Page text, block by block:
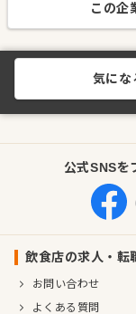
この企
気にな
公式SNSを
飲食店の求人・転
お問い合わせ
よくある質問